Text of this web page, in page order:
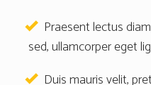
Praesent lectus
sed, ullamcorper eget
Duis mauris velit,